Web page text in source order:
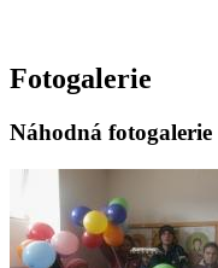
Fotogalerie
Náhodná fotogalerie